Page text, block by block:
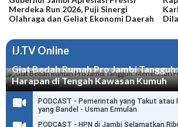
Merdeka Run 2026, Puji Sinergi
Olahraga dan Geliat Ekonomi Daerah
IJ.TV Online
Giat Bedah Rumah Pro Jambi
Harapan di Tengah Kawasan Kumuh
PODCAST - Pemerintah yang Takut atau
yang Bandel - Usman Ermulan
PODCAST - HPN di Jambi Selamatkan